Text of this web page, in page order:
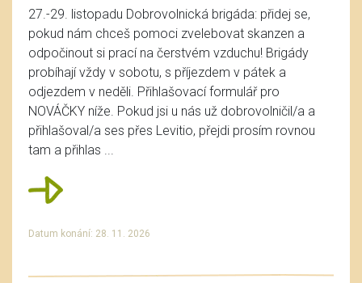
27.-29. listopadu Dobrovolnická brigáda: přidej se,
pokud nám chceš pomoci zvelebovat skanzen a
odpočinout si prací na čerstvém vzduchu! Brigády
probíhají vždy v sobotu, s příjezdem v pátek a
odjezdem v neděli. Přihlašovací formulář pro
NOVÁČKY níže. Pokud jsi u nás už dobrovolničil/a a
přihlašoval/a ses přes Levitio, přejdi prosím rovnou
tam a přihlas ...
Datum konání: 28. 11. 2026